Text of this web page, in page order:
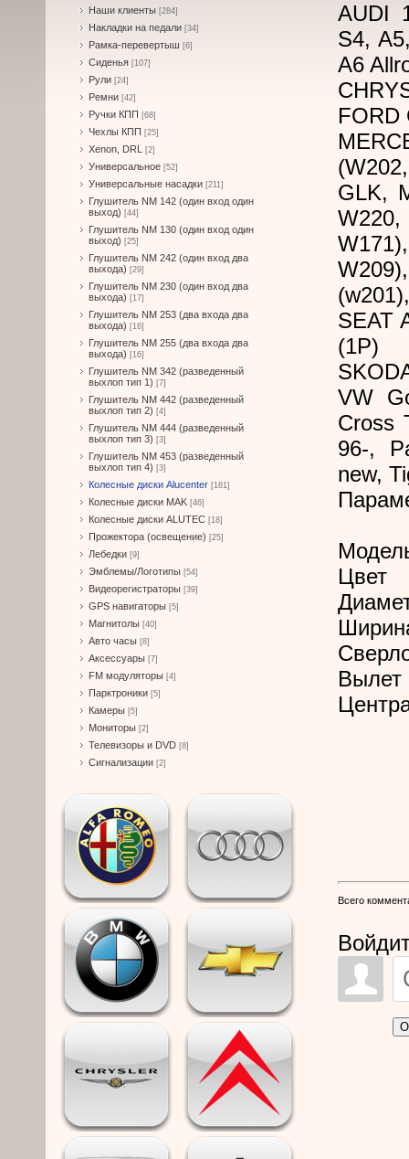
Наши клиенты [284]
Накладки на педали [34]
Рамка-перевертыш [6]
Сиденья [107]
Рули [24]
Ремни [42]
Ручки КПП [68]
Чехлы КПП [25]
Xenon, DRL [2]
Универсальное [52]
Универсальные насадки [211]
Глушитель NM 142 (один вход один
выход) [44]
Глушитель NM 130 (один вход один
выход) [25]
Глушитель NM 242 (один вход два
выхода) [29]
Глушитель NM 230 (один вход два
выхода) [17]
Глушитель NM 253 (два входа два
выхода) [16]
Глушитель NM 255 (два входа два
выхода) [16]
Глушитель NM 342 (разведенный
выхлоп тип 1) [7]
Глушитель NM 442 (разведенный
выхлоп тип 2) [4]
Глушитель NM 444 (разведенный
выхлоп тип 3) [3]
Глушитель NM 453 (разведенный
выхлоп тип 4) [3]
Колесные диски Alucenter [181]
Колесные диски MAK [46]
Колесные диски ALUTEC [18]
Прожектора (освещение) [25]
Лебедки [9]
Эмблемы/Логотипы [54]
Видеорегистраторы [39]
GPS навигаторы [5]
Магнитолы [40]
Авто часы [8]
Аксессуары [7]
FM модуляторы [4]
Парктроники [5]
Камеры [5]
Мониторы [2]
Телевизоры и DVD [8]
Сигнализации [2]
AUDI
S4,
A6
FORD
GLK,
SEAT
(1P)
VW
Cross
96-,
new,
Цвет
Вылет
Всего